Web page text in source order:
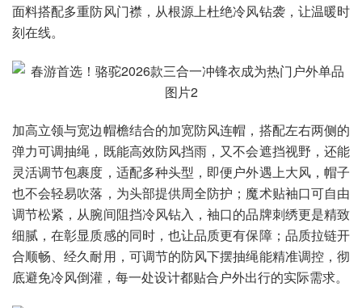
面料搭配多重防风门襟，从根源上杜绝冷风钻袭，让温暖时
刻在线。
加高立领与宽边帽檐结合的加宽防风连帽，搭配左右两侧的
弹力可调抽绳，既能高效防风挡雨，又不会遮挡视野，还能
灵活调节包裹度，适配多种头型，即便户外遇上大风，帽子
也不会轻易吹落，为头部提供周全防护；魔术贴袖口可自由
调节松紧，从腕间阻挡冷风钻入，袖口的品牌刺绣更是精致
细腻，在彰显质感的同时，也让品质更有保障；品质拉链开
合顺畅、经久耐用，可调节的防风下摆抽绳能精准调控，彻
底避免冷风倒灌，每一处设计都贴合户外出行的实际需求。